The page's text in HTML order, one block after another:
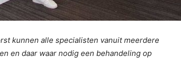
kunnen alle specialisten vanuit meerdere
en daar waar nodig een behandeling op